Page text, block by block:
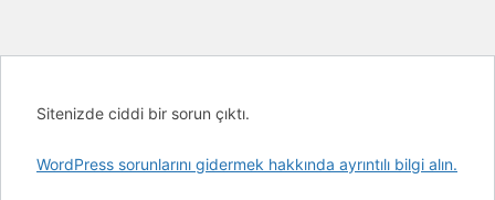
Sitenizde ciddi bir sorun çıktı.
WordPress sorunlarını gidermek hakkında ayrıntılı bilgi alın.